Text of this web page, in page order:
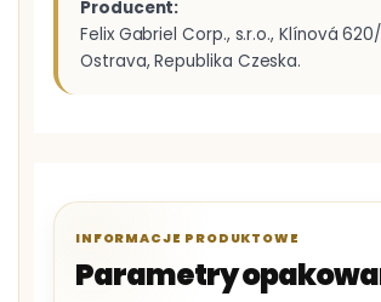
Producent:
Felix Gabriel Corp., s.r.o., Klínová
Ostrava, Republika Czeska.
INFORMACJE PRODUKTOWE
Parametry